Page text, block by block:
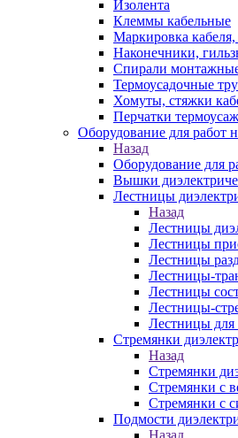
Изолента
Клеммы кабельные
Маркировка кабеля,
Наконечники,
Спирали
Термоусадочные
Хомуты, стяжки
Перчатки
Оборудование для работ
Назад
Оборудование для
Вышки
Лестницы
Назад
Лестницы
Лестницы
Лестницы
Лестницы-
Лестницы
Лестницы-
Лестницы
Стремянки
Назад
Стремянки
Стремянки с
Стремянки с
Подмости
Назад